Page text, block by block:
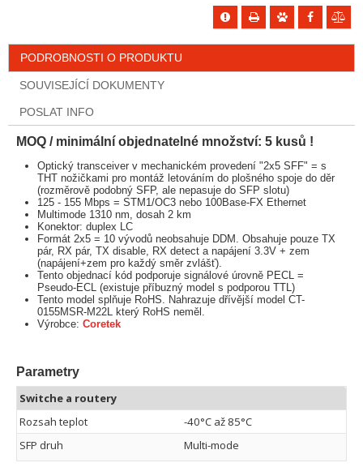
PODROBNOSTI O PRODUKTU
SOUVISEJÍCÍ DOKUMENTY
POSLAT INFO
MOQ / minimální objednatelné množství: 5 kusů !
Optický transceiver v mechanickém provedení "2x5 SFF" = s
THT nožičkami pro montáž letováním do plošného spoje do děr
(rozměrově podobný SFP, ale nepasuje do SFP slotu)
125 - 155 Mbps = STM1/OC3 nebo 100Base-FX Ethernet
Multimode 1310 nm, dosah 2 km
Konektor: duplex LC
Formát 2x5 = 10 vývodů neobsahuje DDM. Obsahuje pouze TX
pár, RX pár, TX disable, RX detect a napájení 3.3V + zem
(napájení+zem pro každý směr zvlášť).
Tento objednací kód podporuje signálové úrovně PECL =
Pseudo-ECL (existuje příbuzný model s podporou TTL)
Tento model splňuje RoHS. Nahrazuje dřívější model CT-
0155MSR-M22L který RoHS neměl.
Výrobce:Coretek
Parametry
Switche a routery
Rozsah teplot
-40°C až 85°C
SFP druh
Multi-mode